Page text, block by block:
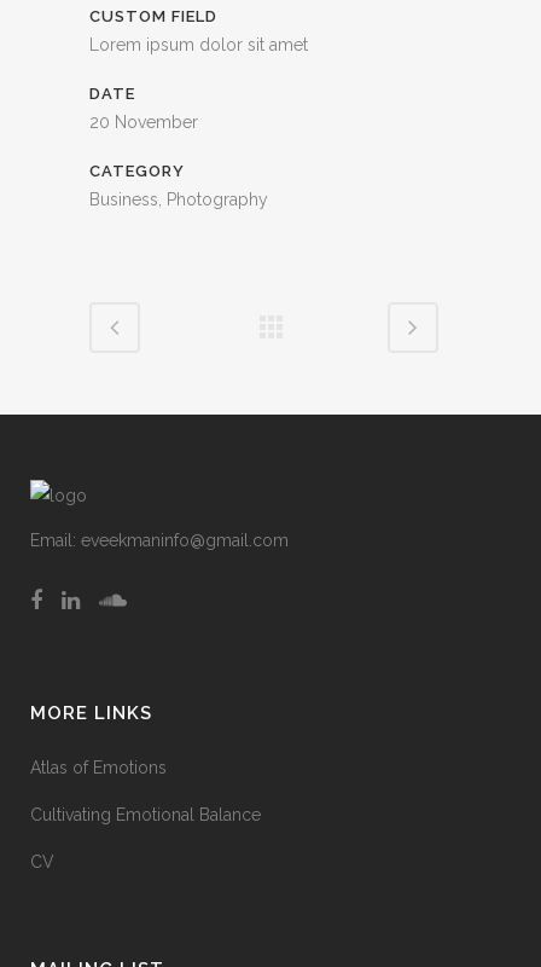
CUSTOM FIELD
Lorem ipsum dolor sit amet
DATE
20 November
CATEGORY
Business, Photography
Email: eveekmaninfo@gmail.com
MORE LINKS
Atlas of Emotions
Cultivating Emotional Balance
CV